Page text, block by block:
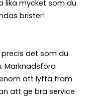
lika mycket som du
brister!
det som du
Marknadsföra
att lyfta fram
att ge bra service